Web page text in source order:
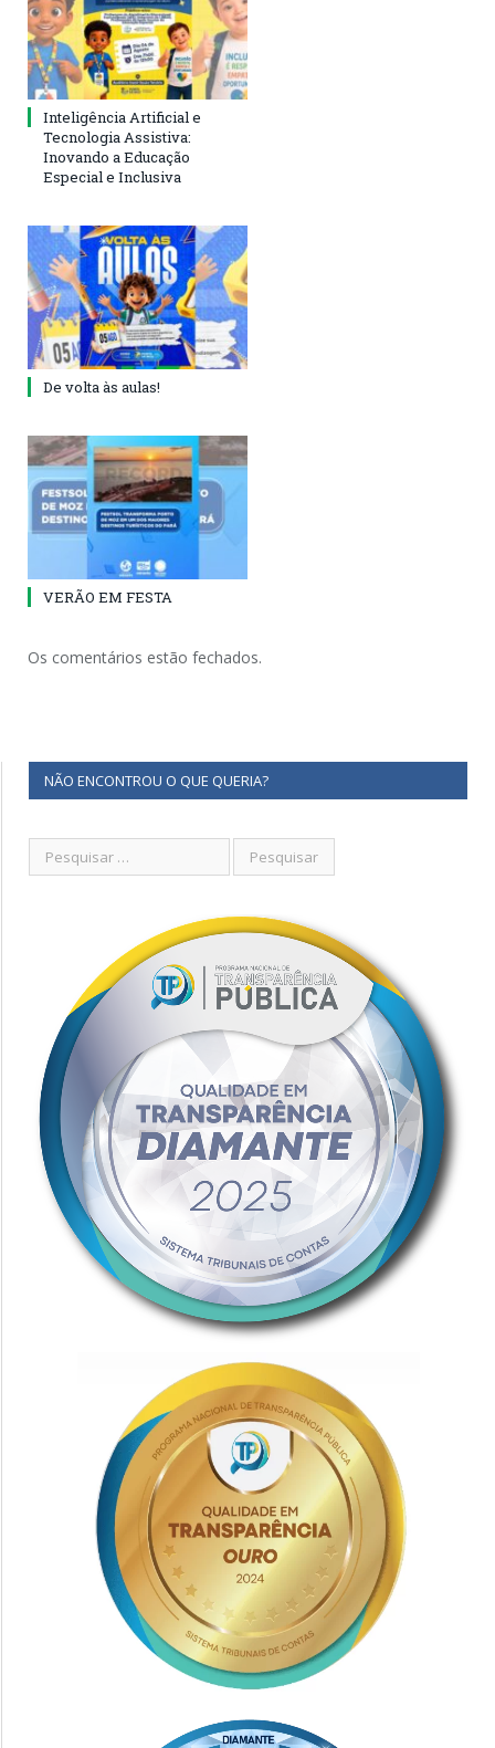
Inteligência Artificial e
Tecnologia Assistiva:
Inovando a Educação
Especial e Inclusiva
De volta às aulas!
VERÃO EM FESTA
Os comentários estão fechados.
NÃO ENCONTROU O QUE QUERIA?